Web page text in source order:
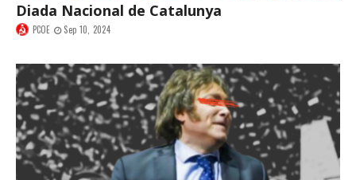
Diada Nacional de Catalunya
PCOE Sep 10, 2024